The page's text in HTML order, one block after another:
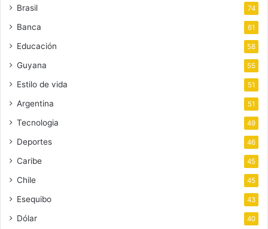
Brasil 74
Banca 61
Educación 58
Guyana 55
Estilo de vida 51
Argentina 51
Tecnologia 49
Deportes 46
Caribe 45
Chile 45
Esequibo 43
Dólar 40